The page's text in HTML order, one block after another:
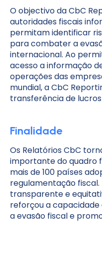
O objectivo da CbC
autoridades fiscais
permitam identificar
para combater a
internacional. Ao
acesso a informação
operações das
mundial, a CbC
transferência de
Finalidade
Os Relatórios CbC
importante do quadro
mais de 100 países
regulamentação
transparente e
reforçou a
a evasão fiscal e